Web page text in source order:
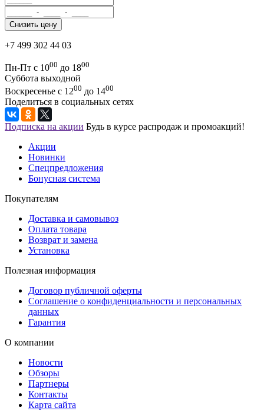
+7 499 302 44 03
Пн-Пт с 1000 до 1800
Суббота выходной
Воскресенье с 1200 до 1400
Поделиться в социальных сетях
Подписка на акции Будь в курсе распродаж и промоакций!
Акции
Новинки
Спецпредложения
Бонусная система
Покупателям
Доставка и самовывоз
Оплата товара
Возврат и замена
Установка
Полезная информация
Договор публичной оферты
Соглашение о конфиденциальности и персональных
данных
Гарантия
О компании
Новости
Обзоры
Партнеры
Контакты
Карта сайта